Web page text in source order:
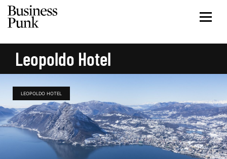
Leopoldo Hotel
LEOPOLDO HOTEL